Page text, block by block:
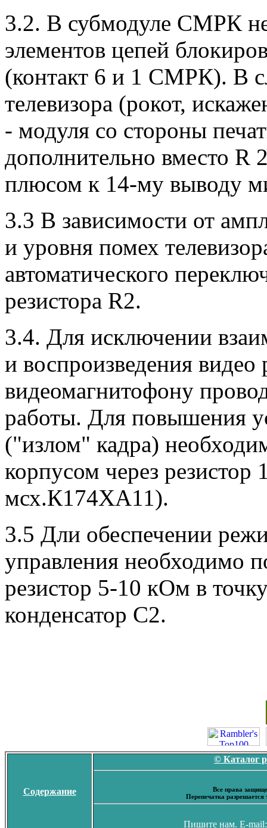
3.2. В субмодуле СМРК
элементов цепей
(контакт 6 и 1 СМРК). В
телевизора (рокот,
- модуля со стороны
дополнительно вместо R
плюсом к 14-му выводу
3.3 В зависимости от
и уровня помех
автоматического
резистора R2.
3.4. Для исключении
и воспроизведения
видеомагнитофону
работы. Для повышения
("излом" кадра)
корпусом через
мсх.К174ХА11).
3.5 Дли обеспечении
управления необходимо
резистор 5-10 кОм в
конденсатор С2.
Содержание
© Каталог
Все права
Перепечатка
Пишите нам. E-